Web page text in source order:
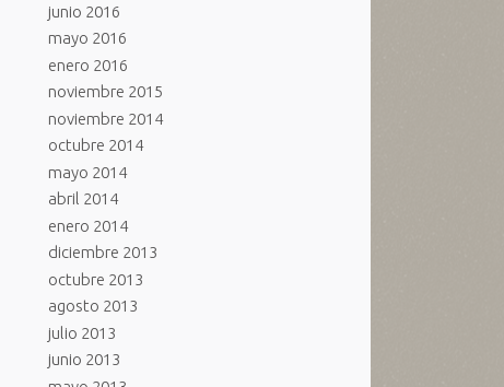
junio 2016
mayo 2016
enero 2016
noviembre 2015
noviembre 2014
octubre 2014
mayo 2014
abril 2014
enero 2014
diciembre 2013
octubre 2013
agosto 2013
julio 2013
junio 2013